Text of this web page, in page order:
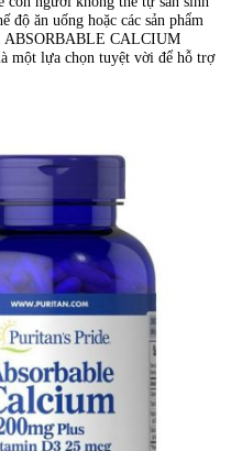
độ ăn uống hoặc các sản phẩm
ABSORBABLE CALCIUM
một lựa chọn tuyệt vời để hỗ trợ